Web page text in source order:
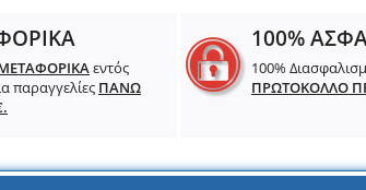
εντός
παραγγελίες ΠΑΝΩ
100%
100%
ΠΡΩΤΟΚΟΛΛΟ